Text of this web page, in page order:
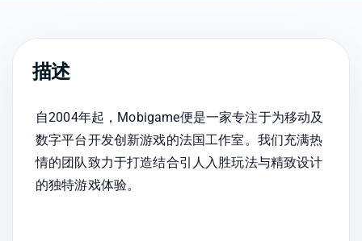
描述
自2004年起，Mobigame便是一家专注于为移动及
数字平台开发创新游戏的法国工作室。我们充满热
情的团队致力于打造结合引人入胜玩法与精致设计
的独特游戏体验。